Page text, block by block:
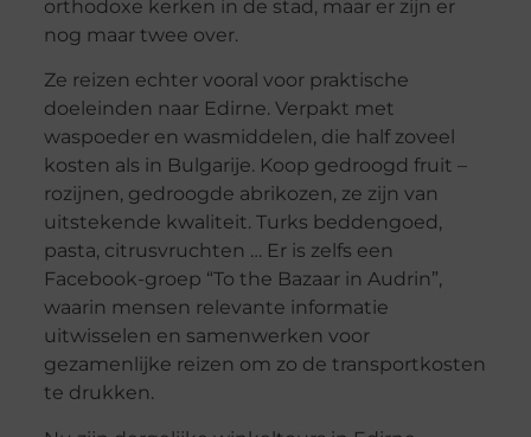
orthodoxe kerken in de stad, maar er zijn er
nog maar twee over.
Ze reizen echter vooral voor praktische
doeleinden naar Edirne. Verpakt met
waspoeder en wasmiddelen, die half zoveel
kosten als in Bulgarije. Koop gedroogd fruit –
rozijnen, gedroogde abrikozen, ze zijn van
uitstekende kwaliteit. Turks beddengoed,
pasta, citrusvruchten … Er is zelfs een
Facebook-groep “To the Bazaar in Audrin”,
waarin mensen relevante informatie
uitwisselen en samenwerken voor
gezamenlijke reizen om zo de transportkosten
te drukken.